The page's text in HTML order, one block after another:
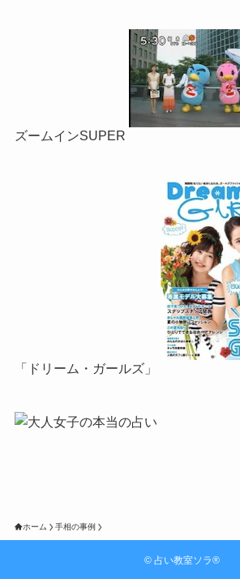
ズームインSUPER
「ドリーム・ガールズ」
ホーム 手相の事例
©占い教室ソラ®